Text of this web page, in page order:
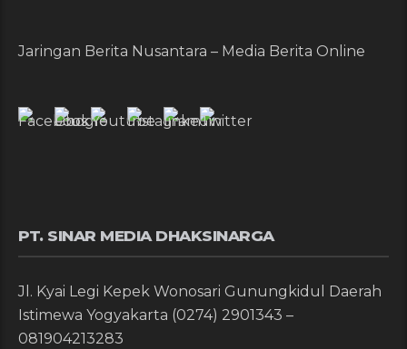
Jaringan Berita Nusantara – Media Berita Online
PT. SINAR MEDIA DHAKSINARGA
Jl. Kyai Legi Kepek Wonosari Gunungkidul Daerah
Istimewa Yogyakarta (0274) 2901343 –
081904213283